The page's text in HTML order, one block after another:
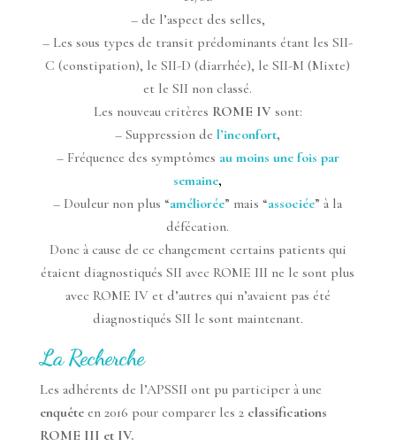
– de l’aspect des selles,
– Les sous types de transit prédominants étant les SII-
C (constipation), le SII-D (diarrhée), le SII-M (Mixte)
et le SII non classé.
Les nouveau critères ROME IVsont:
– Suppression del’inconfort,
– Fréquence des symptômes au moins une fois par
semaine,
– Douleur non plus “améliorée” mais “associée” à la
défécation.
Donc à cause de ce changement certains patients qui
étaient diagnostiqués SII avec ROME III ne le sont plus
avec ROME IV et d’autres qui n’avaient pas été
diagnostiqués SII le sont maintenant.
La Recherche
Les adhérents de l’APSSII ont pu participer à une
enquêteen 2016 pour comparer les 2 classifications
ROME III et IV.